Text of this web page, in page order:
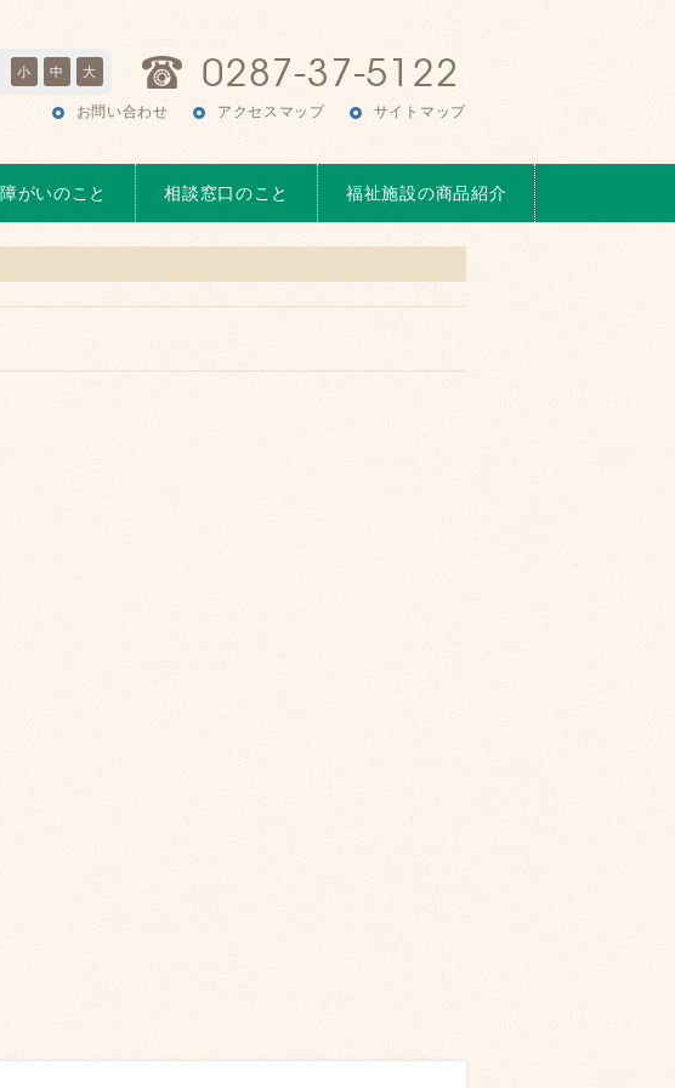
小 中 大
お問い合わせ アクセスマップ サイトマップ
障がいのこと 相談窓口のこと 福祉施設の商品紹介